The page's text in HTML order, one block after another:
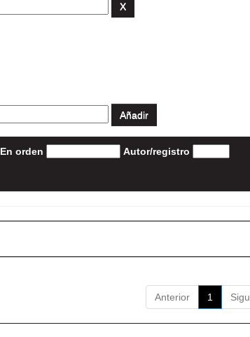
En orden Autor/registro
Anterior 1